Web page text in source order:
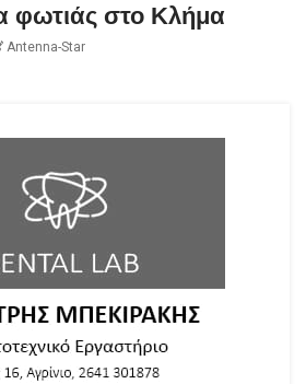
φωτιάς στο Κλήμα
Antenna-Star